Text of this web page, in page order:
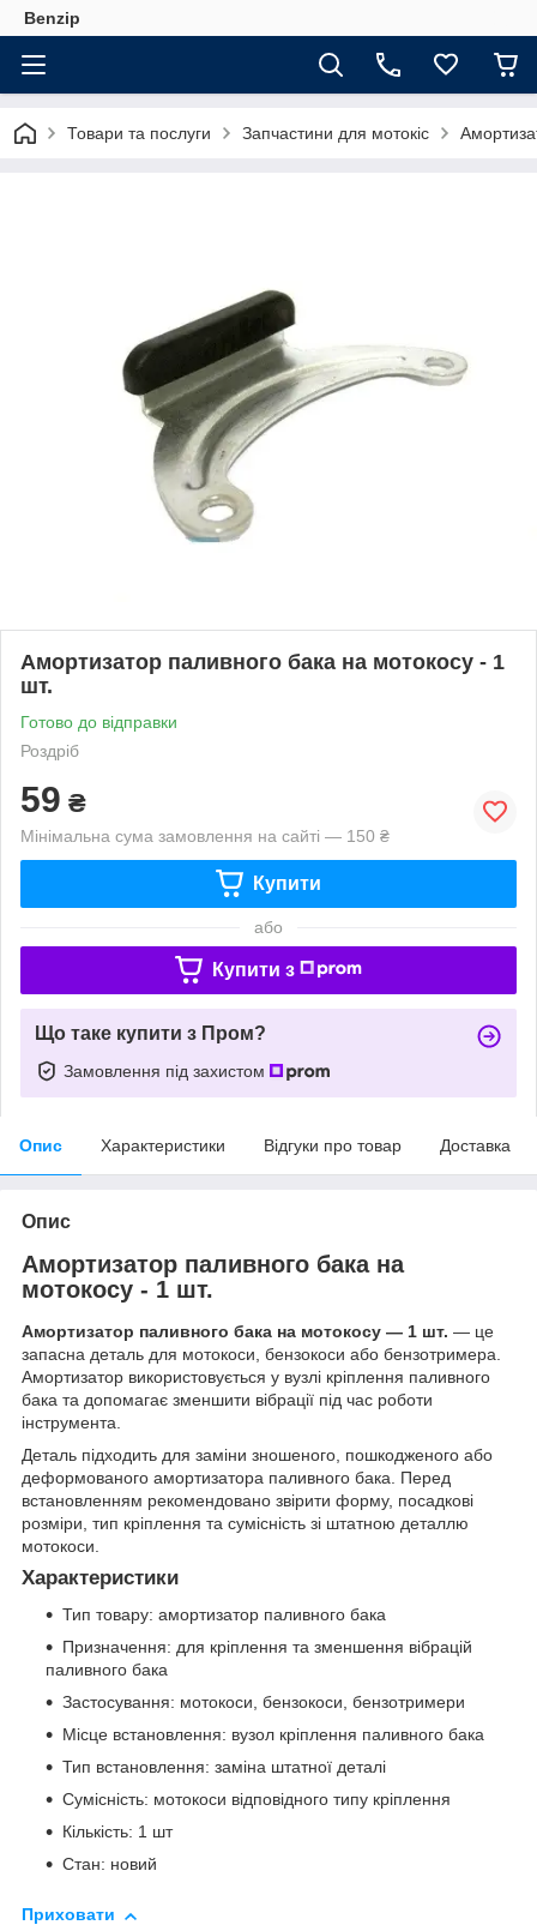
Benzip
Товари та послуги Запчастини для мотокіс
Амортизатор паливного бака на мотокосу - 1
шт.
Готово до відправки
Роздріб
59 ₴
Мінімальна сума замовлення на сайті — 150 ₴
Купити
або
Купити з
Що таке купити з Пром?
Замовлення під захистом
Опис Характеристики Відгуки про товар Доставка
Опис
Амортизатор паливного бака на
мотокосу - 1 шт.
Амортизатор паливного бака на мотокосу — 1 шт. — це
запасна деталь для мотокоси, бензокоси або бензотримера.
Амортизатор використовується у вузлі кріплення паливного
бака та допомагає зменшити вібрації під час роботи
інструмента.
Деталь підходить для заміни зношеного, пошкодженого або
деформованого амортизатора паливного бака. Перед
встановленням рекомендовано звірити форму, посадкові
розміри, тип кріплення та сумісність зі штатною деталлю
мотокоси.
Характеристики
Тип товару: амортизатор паливного бака
Призначення: для кріплення та зменшення вібрацій
паливного бака
Застосування: мотокоси, бензокоси, бензотримери
Місце встановлення: вузол кріплення паливного бака
Тип встановлення: заміна штатної деталі
Сумісність: мотокоси відповідного типу кріплення
Кількість: 1 шт
Стан: новий
Приховати